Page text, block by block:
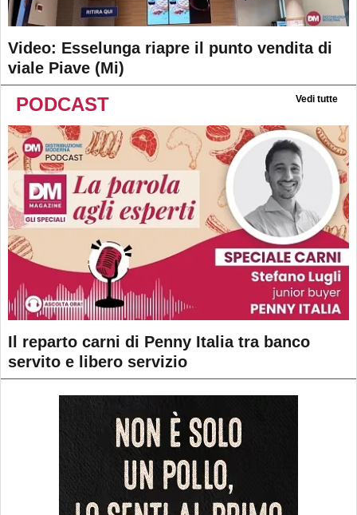
Video: Esselunga riapre il punto vendita di
viale Piave (Mi)
PODCAST Vedi tutte
Il reparto carni di Penny Italia tra banco
servito e libero servizio